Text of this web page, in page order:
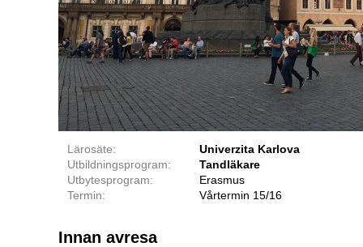
Lärosäte:
Univerzita Karlova
Utbildningsprogram:
Tandläkare
Utbytesprogram:
Erasmus
Termin:
Vårtermin 15/16
Innan avresa